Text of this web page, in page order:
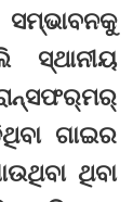
ସ୍ଥାନୀୟ
ଗାଇର
ଥିବା